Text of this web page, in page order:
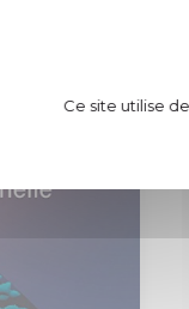
Ce site utilise